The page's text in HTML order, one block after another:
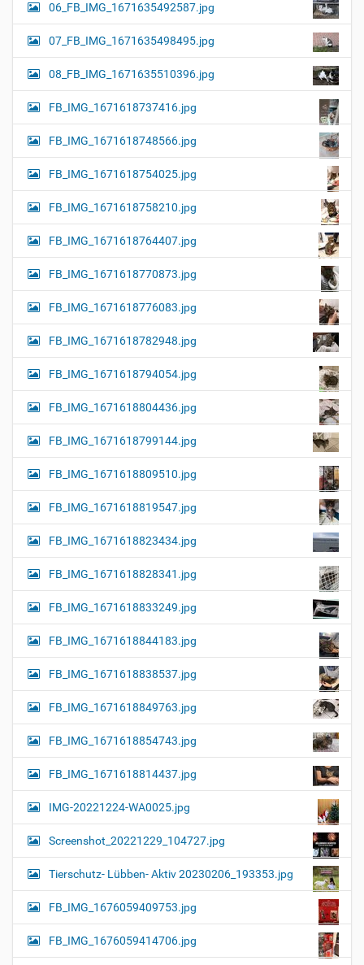
06_FB_IMG_1671635492587.jpg
07_FB_IMG_1671635498495.jpg
08_FB_IMG_1671635510396.jpg
FB_IMG_1671618737416.jpg
FB_IMG_1671618748566.jpg
FB_IMG_1671618754025.jpg
FB_IMG_1671618758210.jpg
FB_IMG_1671618764407.jpg
FB_IMG_1671618770873.jpg
FB_IMG_1671618776083.jpg
FB_IMG_1671618782948.jpg
FB_IMG_1671618794054.jpg
FB_IMG_1671618804436.jpg
FB_IMG_1671618799144.jpg
FB_IMG_1671618809510.jpg
FB_IMG_1671618819547.jpg
FB_IMG_1671618823434.jpg
FB_IMG_1671618828341.jpg
FB_IMG_1671618833249.jpg
FB_IMG_1671618844183.jpg
FB_IMG_1671618838537.jpg
FB_IMG_1671618849763.jpg
FB_IMG_1671618854743.jpg
FB_IMG_1671618814437.jpg
IMG-20221224-WA0025.jpg
Screenshot_20221229_104727.jpg
Tierschutz- Lübben- Aktiv 20230206_193353.jpg
FB_IMG_1676059409753.jpg
FB_IMG_1676059414706.jpg